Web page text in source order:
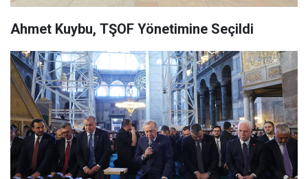
Ahmet Kuybu, TŞOF Yönetimine Seçildi